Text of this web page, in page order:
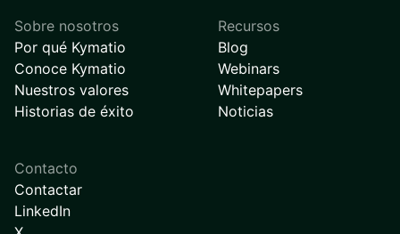
Sobre nosotros
Por qué Kymatio
Conoce Kymatio
Nuestros valores
Historias de éxito
Recursos
Blog
Webinars
Whitepapers
Noticias
Contacto
Contactar
LinkedIn